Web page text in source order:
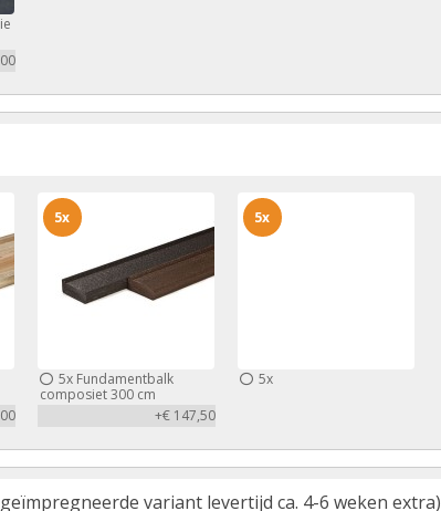
5xFundamentbalk
composiet 300 cm
+€ 147,50
5x
5x
5x
variant levertijd ca. 4-6 weken extra)